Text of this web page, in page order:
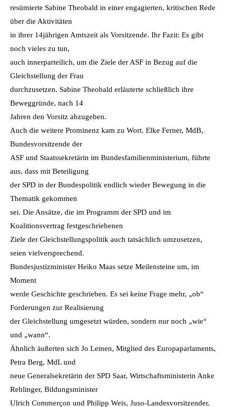
resümierte Sabine Theobald in einer engagierten, kritischen Rede
über die Aktivitäten
in ihrer 14jährigen Amtszeit als Vorsitzende. Ihr Fazit: Es gibt
noch vieles zu tun,
auch innerparteilich, um die Ziele der ASF in Bezug auf die
Gleichstellung der Frau
durchzusetzen. Sabine Theobald erläuterte schließlich ihre
Beweggründe, nach 14
Jahren den Vorsitz abzugeben.
Auch die weitere Prominenz kam zu Wort. Elke Ferner, MdB,
Bundesvorsitzende der
ASF und Staatssekretärin im Bundesfamilienministerium, führte
aus, dass mit Beteiligung
der SPD in der Bundespolitik endlich wieder Bewegung in die
Thematik gekommen
sei. Die Ansätze, die im Programm der SPD und im
Koalitionsvertrag festgeschriebenen
Ziele der Gleichstellungspolitik auch tatsächlich umzusetzen,
seien vielversprechend.
Bundesjustizminister Heiko Maas setze Meilensteine um, im
Moment
werde Geschichte geschrieben. Es sei keine Frage mehr, „ob“
Forderungen zur Realisierung
der Gleichstellung umgesetzt würden, sondern nur noch „wie“
und „wann“.
Ähnlich äußerten sich Jo Leinen, Mitglied des Europaparlaments,
Petra Berg, MdL und
neue Generalsekretärin der SPD Saar, Wirtschaftsministerin Anke
Rehlinger, Bildungsminister
Ulrich Commerçon und Philipp Weis, Juso-Landesvorsitzender.